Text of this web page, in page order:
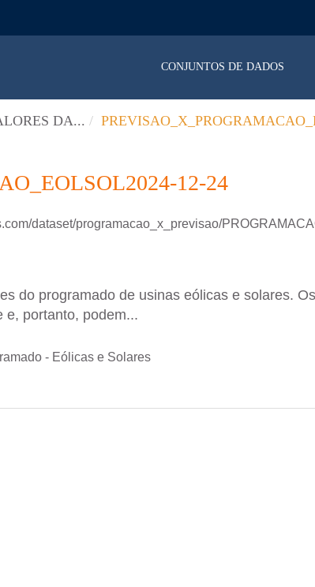
CONJUNTOS DE DADOS
DA...
12-24
dataset/programacao_x_previsao/
do programado de usinas eólicas e solares.
e, portanto, podem...
- Eólicas e Solares